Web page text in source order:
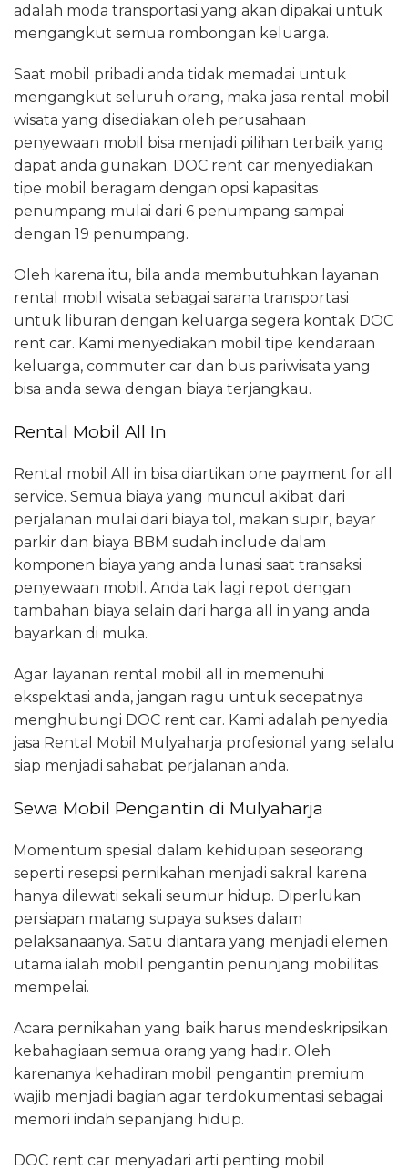
adalah moda transportasi yang akan dipakai untuk
mengangkut semua rombongan keluarga.
Saat mobil pribadi anda tidak memadai untuk
mengangkut seluruh orang, maka jasa rental mobil
wisata yang disediakan oleh perusahaan
penyewaan mobil bisa menjadi pilihan terbaik yang
dapat anda gunakan. DOC rent car menyediakan
tipe mobil beragam dengan opsi kapasitas
penumpang mulai dari 6 penumpang sampai
dengan 19 penumpang.
Oleh karena itu, bila anda membutuhkan layanan
rental mobil wisata sebagai sarana transportasi
untuk liburan dengan keluarga segera kontak DOC
rent car. Kami menyediakan mobil tipe kendaraan
keluarga, commuter car dan bus pariwisata yang
bisa anda sewa dengan biaya terjangkau.
Rental Mobil All In
Rental mobil All in bisa diartikan one payment for all
service. Semua biaya yang muncul akibat dari
perjalanan mulai dari biaya tol, makan supir, bayar
parkir dan biaya BBM sudah include dalam
komponen biaya yang anda lunasi saat transaksi
penyewaan mobil. Anda tak lagi repot dengan
tambahan biaya selain dari harga all in yang anda
bayarkan di muka.
Agar layanan rental mobil all in memenuhi
ekspektasi anda, jangan ragu untuk secepatnya
menghubungi DOC rent car. Kami adalah penyedia
jasa Rental Mobil Mulyaharja profesional yang selalu
siap menjadi sahabat perjalanan anda.
Sewa Mobil Pengantin di Mulyaharja
Momentum spesial dalam kehidupan seseorang
seperti resepsi pernikahan menjadi sakral karena
hanya dilewati sekali seumur hidup. Diperlukan
persiapan matang supaya sukses dalam
pelaksanaanya. Satu diantara yang menjadi elemen
utama ialah mobil pengantin penunjang mobilitas
mempelai.
Acara pernikahan yang baik harus mendeskripsikan
kebahagiaan semua orang yang hadir. Oleh
karenanya kehadiran mobil pengantin premium
wajib menjadi bagian agar terdokumentasi sebagai
memori indah sepanjang hidup.
DOC rent car menyadari arti penting mobil